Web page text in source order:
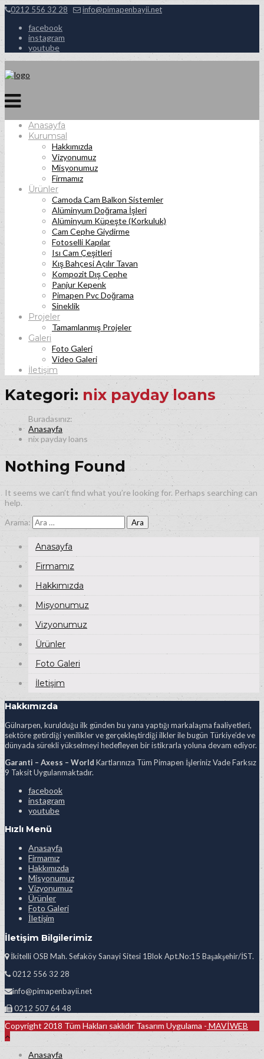
0212 556 32 28 info@pimapenbayii.net
facebook
instagram
youtube
Anasayfa
Kurumsal
Hakkımızda
Vizyonumuz
Misyonumuz
Firmamız
Ürünler
Camoda Cam Balkon Sistemler
Alüminyum Doğrama İşleri
Alüminyum Küpeşte (Korkuluk)
Cam Cephe Giydirme
Fotoselli Kapılar
Isı Cam Çeşitleri
Kış Bahçesi Açılır Tavan
Kompozit Dış Cephe
Panjur Kepenk
Pimapen Pvc Doğrama
Sineklik
Projeler
Tamamlanmış Projeler
Galeri
Foto Galeri
Video Galeri
İletişim
Kategori: nix payday loans
Anasayfa
nix payday loans
Nothing Found
It seems we can’t find what you’re looking for. Perhaps searching can
help.
Arama:
Anasayfa
Firmamız
Hakkımızda
Misyonumuz
Vizyonumuz
Ürünler
Foto Galeri
İletişim
Hakkımızda
Gülnarpen, kurulduğu ilk günden bu yana yaptığı markalaşma faaliyetleri,
sektöre getirdiği yenilikler ve gerçekleştirdiği ilkler ile bugün Türkiye’de ve
dünyada sürekli yükselmeyi hedefleyen bir istikrarla yoluna devam ediyor.
Garanti – Axess – World Kartlarınıza Tüm Pimapen İşleriniz Vade Farksız
9 Taksit Uygulanmaktadır.
facebook
instagram
youtube
Hızlı Menü
Anasayfa
Firmamız
Hakkımızda
Misyonumuz
Vizyonumuz
Ürünler
Foto Galeri
İletişim
İletişim Bilgilerimiz
İkitelli OSB Mah. Sefaköy Sanayi Sitesi 1Blok Apt.No:15 Başakşehir/İST.
0212 556 32 28
info@pimapenbayii.net
0212 507 64 48
Copyright 2018 Tüm Hakları saklıdır Tasarım Uygulama - MAVİWEB
Anasayfa